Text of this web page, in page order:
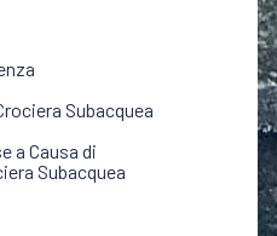
Subacquea
a Causa di
Subacquea